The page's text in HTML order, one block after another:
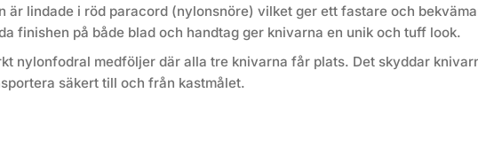
är lindade i röd paracord (nylonsnöre) vilket ger ett fastare och
finishen på både blad och handtag ger knivarna en unik och tuff look.
nylonfodral medföljer där alla tre knivarna får plats. Det skyddar
säkert till och från kastmålet.